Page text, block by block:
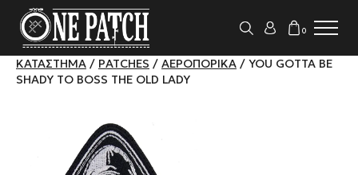
0
ΚΑΤΆΣΤΗΜΑ / PATCHES / ΑΕΡΟΠΟΡΙΚΆ / YOU GOTTA BE
SHADY TO BOSS THE OLD LADY